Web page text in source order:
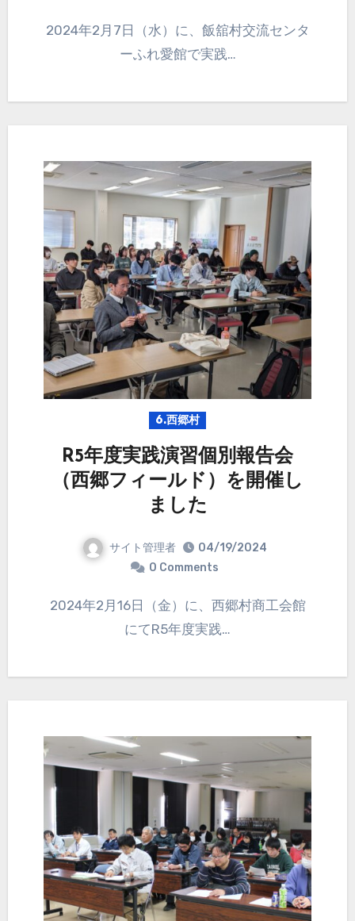
2024年2月7日（水）に、飯舘村交流センタ
ーふれ愛館で実践…
6.西郷村
R5年度実践演習個別報告会
（西郷フィールド）を開催し
ました
サイト管理者
04/19/2024
0 Comments
2024年2月16日（金）に、西郷村商工会館
にてR5年度実践…